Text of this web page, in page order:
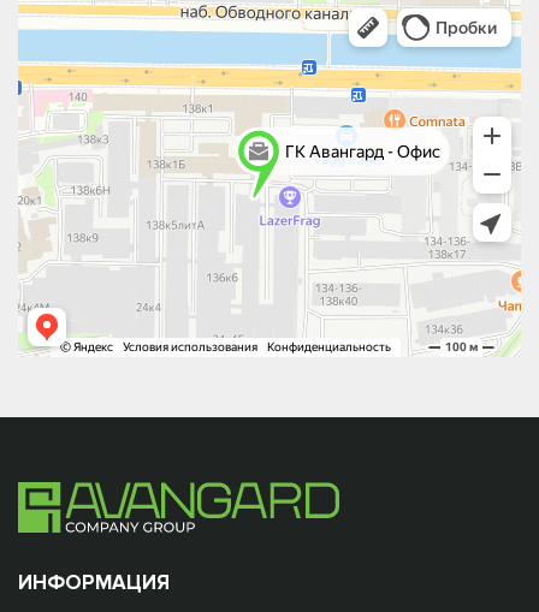
ИНФОРМАЦИЯ